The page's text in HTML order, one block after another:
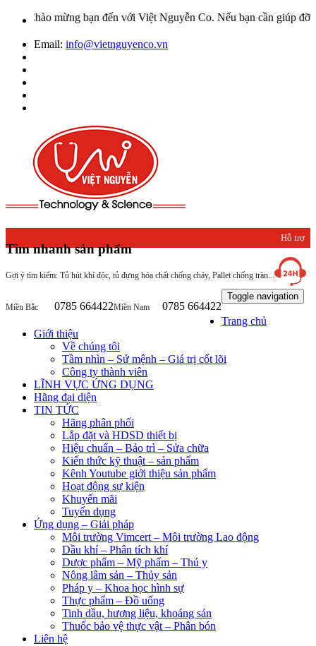
Chào mừng bạn đến với Việt Nguyễn Co. Nếu bạn cần giúp đỡ
Email: info@vietnguyenco.vn
Tìm nhanh sản phẩm
Gợi ý tìm kiếm: Tủ hút khí độc, tủ đựng hóa chất chống cháy, Pallet chống tràn...
Hỗ trợ
khách
hàng
Miền Bắc 0785 664422Miền Nam 0785 664422
Toggle navigation
Trang chủ
Giới thiệu
Về chúng tôi
Tầm nhìn – Sứ mệnh – Giá trị cốt lõi
Công ty thành viên
LĨNH VỰC ỨNG DỤNG
Hãng đại diện
TIN TỨC
Hãng phân phối
Lắp đặt và HDSD thiết bị
Hiệu chuẩn – Bảo trì – Sửa chữa
Kiến thức kỹ thuật – sản phẩm
Kênh Youtube giới thiệu sản phẩm
Hoạt động sự kiện
Khuyến mãi
Tuyển dụng
Ứng dụng – Giải pháp
Môi trường Vimcert – Môi trường Lao động
Dầu khí – Phân tích khí
Dược phẩm – Mỹ phẩm – Thú y
Nông lâm sản – Thủy sản
Pháp y – Khoa học hình sự
Thực phẩm – Đồ uống
Tinh dầu, hương liệu, khoáng sản
Thuốc bảo vệ thực vật – Phân bón
Liên hệ